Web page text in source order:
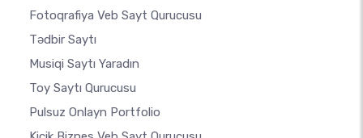
Fotoqrafiya Veb Sayt Qurucusu
Tədbir Saytı
Musiqi Saytı Yaradın
Toy Saytı Qurucusu
Pulsuz Onlayn Portfolio